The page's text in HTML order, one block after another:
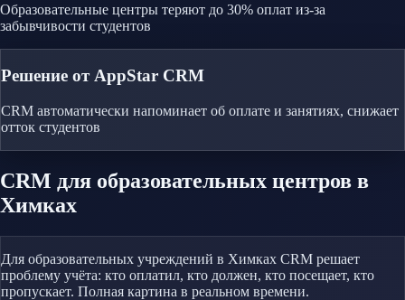
Образовательные центры теряют до 30% оплат из-за
забывчивости студентов
Решение от AppStar CRM
CRM автоматически напоминает об оплате и занятиях, снижает
отток студентов
CRM для образовательных центров в
Химках
Для образовательных учреждений в Химках CRM решает
проблему учёта: кто оплатил, кто должен, кто посещает, кто
пропускает. Полная картина в реальном времени.